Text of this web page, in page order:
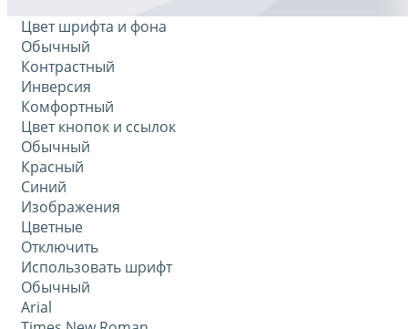
Цвет шрифта и фона
Обычный
Контрастный
Инверсия
Комфортный
Цвет кнопок и ссылок
Обычный
Красный
Синий
Изображения
Цветные
Отключить
Использовать шрифт
Обычный
Arial